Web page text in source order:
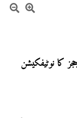
کا نوٹیفکیشن